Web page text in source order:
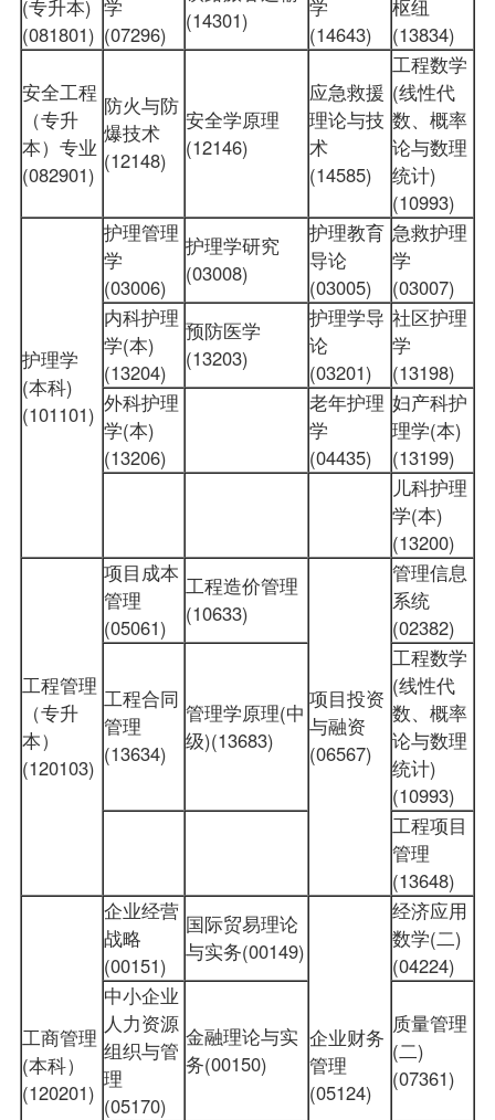
(专升本)
(081801)
学
(07296)
(14301)
学
(14643)
枢纽
(13834)
安全工程
（专升
本）专业
(082901)
防火与防
爆技术
(12148)
安全学原理
(12146)
应急救援
理论与技
术
(14585)
工程数学
(线性代
数、概率
论与数理
统计)
(10993)
护理学
(本科)
(101101)
护理管理
学
(03006)
护理学研究
(03008)
护理教育
导论
(03005)
急救护理
学
(03007)
内科护理
学(本)
(13204)
预防医学
(13203)
护理学导
论
(03201)
社区护理
学
(13198)
外科护理
学(本)
(13206)
老年护理
学
(04435)
妇产科护
理学(本)
(13199)
儿科护理
学(本)
(13200)
工程管理
（专升
本）
(120103)
项目成本
管理
(05061)
工程造价管理
(10633)
项目投资
与融资
(06567)
管理信息
系统
(02382)
工程合同
管理
(13634)
管理学原理(中
级)(13683)
工程数学
(线性代
数、概率
论与数理
统计)
(10993)
工程项目
管理
(13648)
工商管理
(本科）
(120201)
企业经营
战略
(00151)
国际贸易理论
与实务(00149)
企业财务
管理
(05124)
经济应用
数学(二)
(04224)
中小企业
人力资源
组织与管
理
(05170)
金融理论与实
务(00150)
质量管理
(二)
(07361)